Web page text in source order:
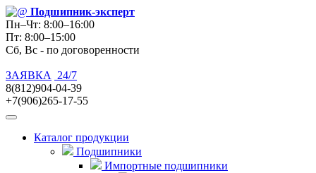
Подшипник-эксперт
Пн–Чт: 8:00–16:00
Пт: 8:00–15:00
Сб, Вс - по договоренности
ЗАЯВКА
24/7
8(812)904-04-39
+7(906)265-17-55
Каталог продукции
Подшипники
Импортные подшипники